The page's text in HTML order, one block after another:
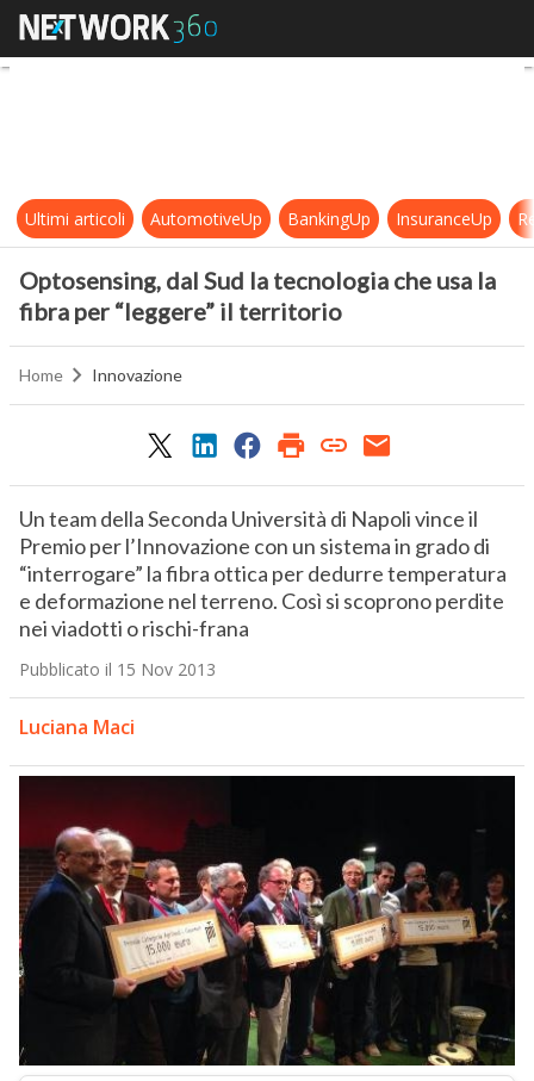
Optosensing, dal Sud la
Ultimi articoli AutomotiveUp BankingUp InsuranceUp
Optosensing, dal Sud la tecnologia che usa la
fibra per “leggere” il territorio
Home Innovazione
Un team della Seconda Università di Napoli vince il
Premio per l’Innovazione con un sistema in grado di
“interrogare” la fibra ottica per dedurre temperatura
e deformazione nel terreno. Così si scoprono perdite
nei viadotti o rischi-frana
Pubblicato il 15 Nov 2013
Luciana Maci